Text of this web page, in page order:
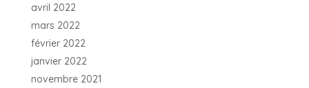
avril 2022
mars 2022
février 2022
janvier 2022
novembre 2021